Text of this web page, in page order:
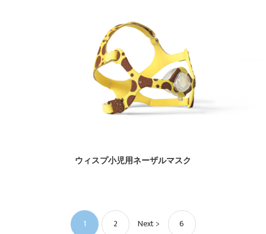
ウィスプ小児用ネーザルマスク
1 2 Next > 6